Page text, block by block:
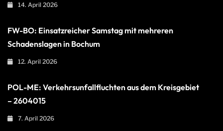
14. April 2026
FW-BO: Einsatzreicher Samstag mit mehreren
Schadenslagen in Bochum
12. April 2026
POL-ME: Verkehrsunfallfluchten aus dem Kreisgebiet
– 2604015
7. April 2026